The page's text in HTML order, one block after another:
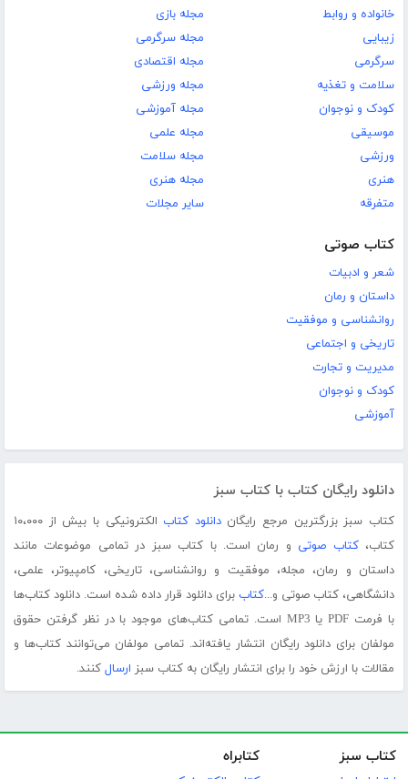
خانواده و روابط
زیبایی
سرگرمی
سلامت و تغذیه
کودک و نوجوان
موسیقی
ورزشی
هنری
متفرقه
مجله بازی
مجله سرگرمی
مجله اقتصادی
مجله ورزشی
مجله آموزشی
مجله علمی
مجله سلامت
مجله هنری
سایر مجلات
کتاب صوتی
شعر و ادبیات
داستان و رمان
روانشناسی و موفقیت
تاریخی و اجتماعی
مدیریت و تجارت
کودک و نوجوان
آموزشی
دانلود رایگان کتاب با کتاب سبز
کتاب سبز بزرگترین مرجع رایگاندانلود کتاب
الکترونیکی با بیش از ۱۰،۰۰۰
کتاب،کتاب صوتی و رمان است. با کتاب سبز در تمامی موضوعات مانند
داستان و رمان، مجله، موفقیت و روانشناسی، تاریخی، کامپیوتر، علمی،
دانشگاهی، کتاب صوتی و...کتاب برای دانلود قرار داده شده است. دانلود کتاب‌ها
با فرمت PDF یا MP3 است. تمامی کتاب‌های موجود با در نظر گرفتن حقوق
مولفان برای دانلود رایگان انتشار یافته‌اند. تمامی مولفان می‌توانند کتاب‌ها و
مقالات با ارزش خود را برای انتشار رایگان به کتاب سبز ارسال کنند.
کتاب سبز کتابراه